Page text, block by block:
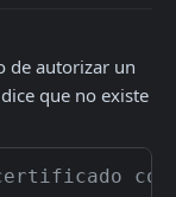
de autorizar un
que no existe